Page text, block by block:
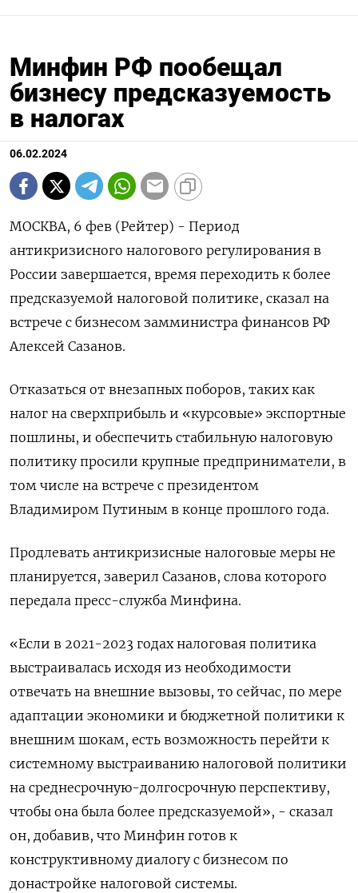
Минфин РФ пообещал
бизнесу предсказуемость
в налогах
06.02.2024
МОСКВА, 6 фев (Рейтер) - Период
антикризисного налогового регулирования в
России завершается, время переходить к более
предсказуемой налоговой политике, сказал на
встрече с бизнесом замминистра финансов РФ
Алексей Сазанов.
Отказаться от внезапных поборов, таких как
налог на сверхприбыль и «курсовые» экспортные
пошлины, и обеспечить стабильную налоговую
политику просили крупные предприниматели, в
том числе на встрече с президентом
Владимиром Путиным в конце прошлого года.
Продлевать антикризисные налоговые меры не
планируется, заверил Сазанов, слова которого
передала пресс-служба Минфина.
«Если в 2021-2023 годах налоговая политика
выстраивалась исходя из необходимости
отвечать на внешние вызовы, то сейчас, по мере
адаптации экономики и бюджетной политики к
внешним шокам, есть возможность перейти к
системному выстраиванию налоговой политики
на среднесрочную-долгосрочную перспективу,
чтобы она была более предсказуемой», - сказал
он, добавив, что Минфин готов к
конструктивному диалогу с бизнесом по
донастройке налоговой системы.